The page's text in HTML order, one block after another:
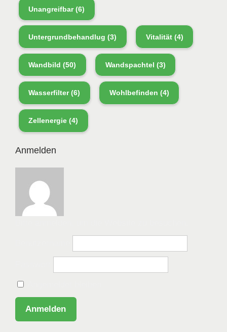
Unangreifbar(6)
Untergrundbehandlug (3) Vitalität(4)
Wandbild (50) Wandspachtel (3)
Wasserfilter(6) Wohlbefinden (4)
Zellenergie (4)
Anmelden